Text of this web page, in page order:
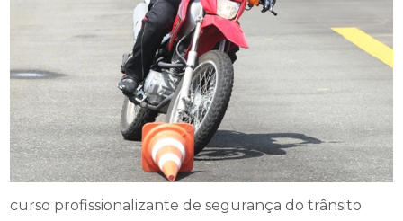
curso profissionalizante de segurança do trânsito